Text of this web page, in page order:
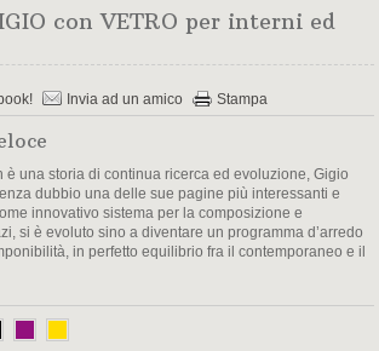
con VETRO per interni ed
Invia ad un amico Stampa
è una storia di continua ricerca ed evoluzione, Gigio
dubbio una delle sue pagine più interessanti e
innovativo sistema per la composizione e
si è evoluto sino a diventare un programma d’arredo
in perfetto equilibrio fra il contemporaneo e il